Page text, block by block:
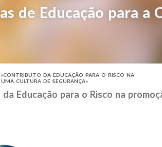
de Educação para a
DA EDUCAÇÃO PARA O RISCO NA
CULTURA DE SEGURANÇA»
Educação para o Risco na